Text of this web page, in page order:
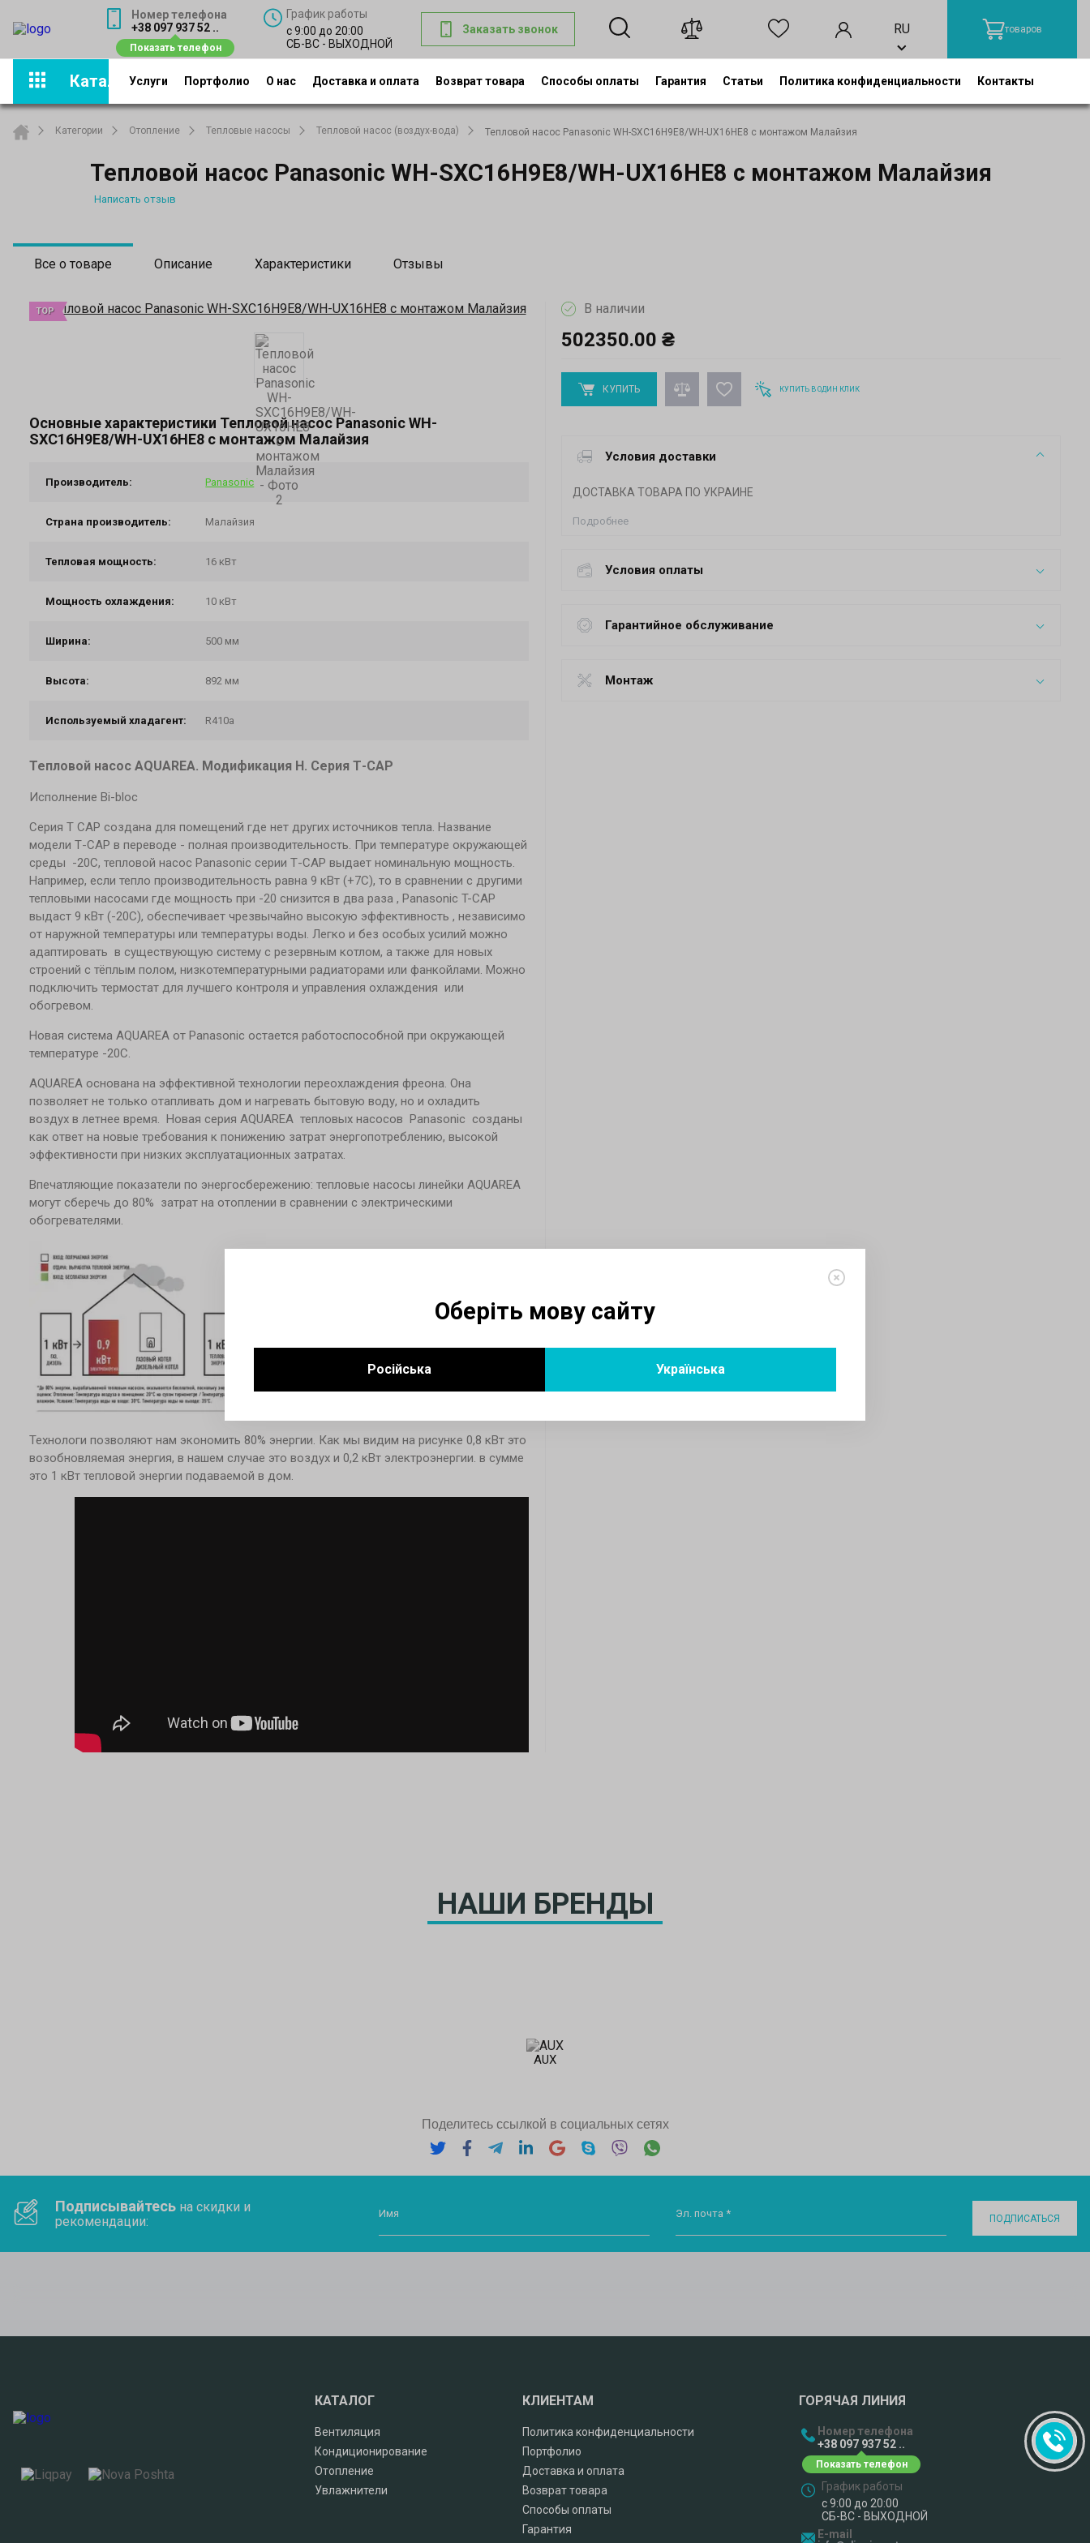
Оберіть мову сайту
Російська Українська
Номер телефона
+38 097 937 52 ..
График работы
с 9:00 до 20:00
СБ-ВС - ВЫХОДНОЙ
Заказать звонок RU товаров
Услуги Портфолио О нас Доставка и оплата Возврат товара Способы оплаты Гарантия Статьи Политика конфиденциальности Контакты
Каталог
Категории Отопление Тепловые насосы Тепловой насос (воздух-вода) Тепловой насос Panasonic WH-SXC16H9E8/WH-UX16HE8 с монтажом Малайзия
Тепловой насос Panasonic WH-SXC16H9E8/WH-UX16HE8 с монтажом Малайзия
Написать отзыв
Все о товаре Описание Характеристики Отзывы
TOP
Основные характеристики Тепловой насос Panasonic WH-
SXC16H9E8/WH-UX16HE8 с монтажом Малайзия
Производитель: Panasonic
Страна производитель: Малайзия
Тепловая мощность: 16 кВт
Мощность охлаждения: 10 кВт
Ширина: 500 мм
Высота: 892 мм
Используемый хладагент: R410a
Тепловой насос AQUAREA. Модификация Н. Серия Т-САР
Исполнение Bi-bloc
Серия Т САР создана для помещений где нет других источников тепла. Название
модели Т-САР в переводе - полная производительность. При температуре окружающей
среды -20С, тепловой насос Panasonic серии Т-САР выдает номинальную мощность.
Например, если тепло производительность равна 9 кВт (+7С), то в сравнении с другими
тепловыми насосами где мощность при -20 снизится в два раза , Panasonic T-CAP
выдаст 9 кВт (-20С), обеспечивает чрезвычайно высокую эффективность , независимо
от наружной температуры или температуры воды. Легко и без особых усилий можно
адаптировать в существующую систему с резервным котлом, а также для новых
строений с тёплым полом, низкотемпературными радиаторами или фанкойлами. Можно
подключить термостат для лучшего контроля и управления охлаждения или
обогревом.
Новая система AQUAREA от Panasonic остается работоспособной при окружающей
температуре -20С.
AQUAREA основана на эффективной технологии переохлаждения фреона. Она
позволяет не только отапливать дом и нагревать бытовую воду, но и охладить
воздух в летнее время. Новая серия AQUAREA тепловых насосов Panasonic созданы
как ответ на новые требования к понижению затрат энергопотреблению, высокой
эффективности при низких эксплуатационных затратах.
Впечатляющие показатели по энергосбережению: тепловые насосы линейки AQUAREA
могут сберечь до 80% затрат на отоплении в сравнении с электрическими
обогревателями.
Технологи позволяют нам экономить 80% энергии. Как мы видим на рисунке 0,8 кВт это
возобновляемая энергия, в нашем случае это воздух и 0,2 кВт электроэнергии. в сумме
это 1 кВт тепловой энергии подаваемой в дом.
В наличии
502350.00 ₴
КУПИТЬ КУПИТЬ В ОДИН КЛИК
Условия доставки
ДОСТАВКА ТОВАРА ПО УКРАИНЕ
Подробнее
Условия оплаты
Гарантийное обслуживание
Монтаж
НАШИ БРЕНДЫ
AUX
Поделитесь ссылкой в социальных сетях
Подписывайтесьна скидки и
рекомендации:
Имя Эл. почта * ПОДПИСАТЬСЯ
КАТАЛОГ
Вентиляция
Кондиционирование
Отопление
Увлажнители
КЛИЕНТАМ
Политика конфиденциальности
Портфолио
Доставка и оплата
Возврат товара
Способы оплаты
Гарантия
ГОРЯЧАЯ ЛИНИЯ
Номер телефона
+38 097 937 52 ..
График работы
с 9:00 до 20:00
СБ-ВС - ВЫХОДНОЙ
E-mail